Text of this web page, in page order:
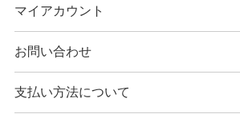
マイアカウント
お問い合わせ
支払い方法について